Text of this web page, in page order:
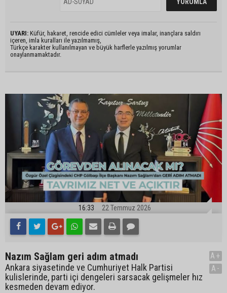
UYARI: Küfür, hakaret, rencide edici cümleler veya imalar, inançlara saldırı
içeren, imla kuralları ile yazılmamış,
Türkçe karakter kullanılmayan ve büyük harflerle yazılmış yorumlar
onaylanmamaktadır.
16:33 22 Temmuz 2026
Nazım Sağlam geri adım atmadı
Ankara siyasetinde ve Cumhuriyet Halk Partisi
kulislerinde, parti içi dengeleri sarsacak gelişmeler hız
kesmeden devam ediyor.
A+
A-